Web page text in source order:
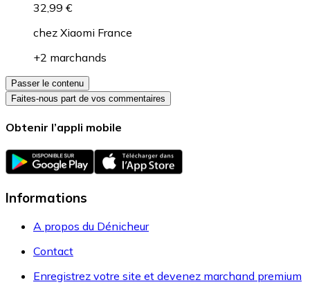
32,99 €
chez Xiaomi France
+2 marchands
Passer le contenu
Faites-nous part de vos commentaires
Obtenir l’appli mobile
Informations
A propos du Dénicheur
Contact
Enregistrez votre site et devenez marchand premium